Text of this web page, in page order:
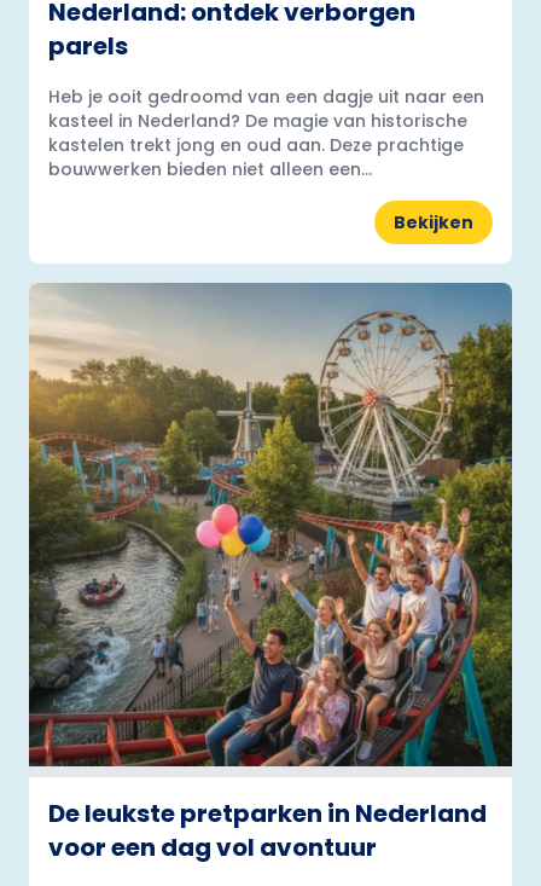
Nederland: ontdek verborgen
parels
Heb je ooit gedroomd van een dagje uit naar een
kasteel in Nederland? De magie van historische
kastelen trekt jong en oud aan. Deze prachtige
bouwwerken bieden niet alleen een...
Bekijken
De leukste pretparken in Nederland
voor een dag vol avontuur